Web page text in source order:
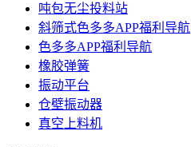
吨包无尘投料站
斜筛式色多多APP福利导航
色多多APP福利导航
橡胶弹簧
振动平台
仓壁振动器
真空上料机